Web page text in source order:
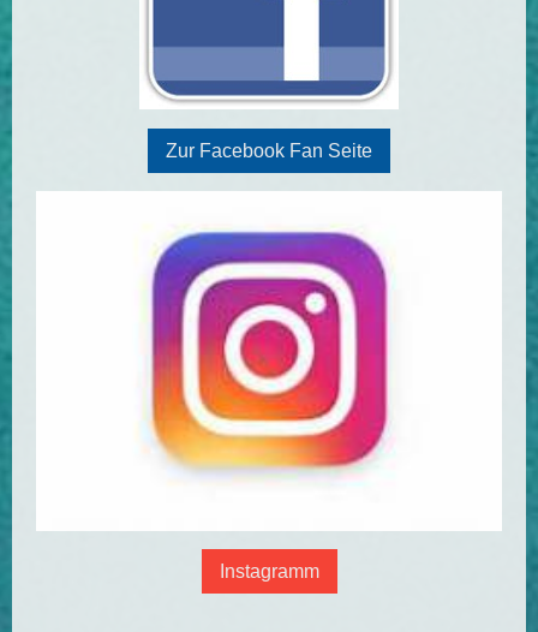
Zur Facebook Fan Seite
Instagramm